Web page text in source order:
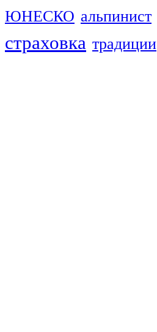
ЮНЕСКО альпинист
страховка традиции